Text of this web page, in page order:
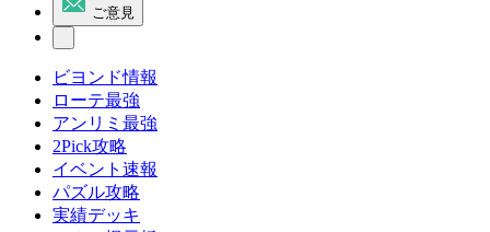
ご意見
ビヨンド情報
ローテ最強
アンリミ最強
2Pick攻略
イベント速報
パズル攻略
実績デッキ